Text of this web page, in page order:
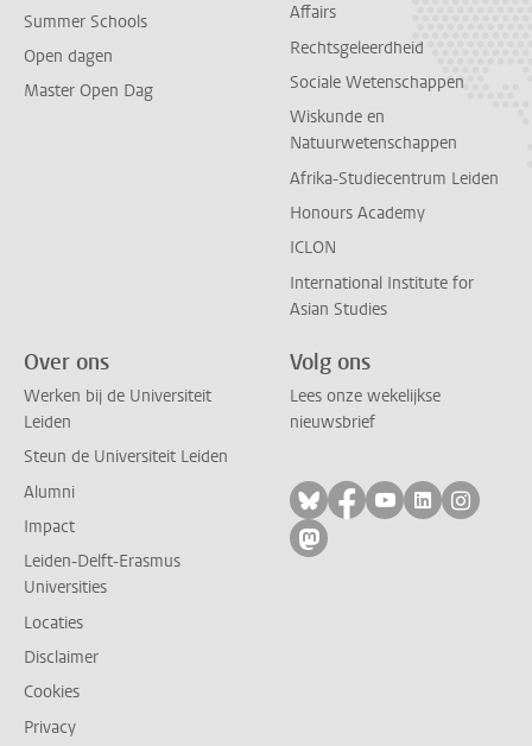
Summer Schools
Open dagen
Master Open Dag
Affairs
Rechtsgeleerdheid
Sociale Wetenschappen
Wiskunde en
Natuurwetenschappen
Afrika-Studiecentrum Leiden
Honours Academy
ICLON
International Institute for
Asian Studies
Over ons
Werken bij de Universiteit
Leiden
Steun de Universiteit Leiden
Alumni
Impact
Leiden-Delft-Erasmus
Universities
Locaties
Disclaimer
Cookies
Privacy
Volg ons
Lees onze wekelijkse
nieuwsbrief
Volg ons op bluesky
Volg ons op
Volg ons op
Volg ons
Volg
Volg ons op mastodon